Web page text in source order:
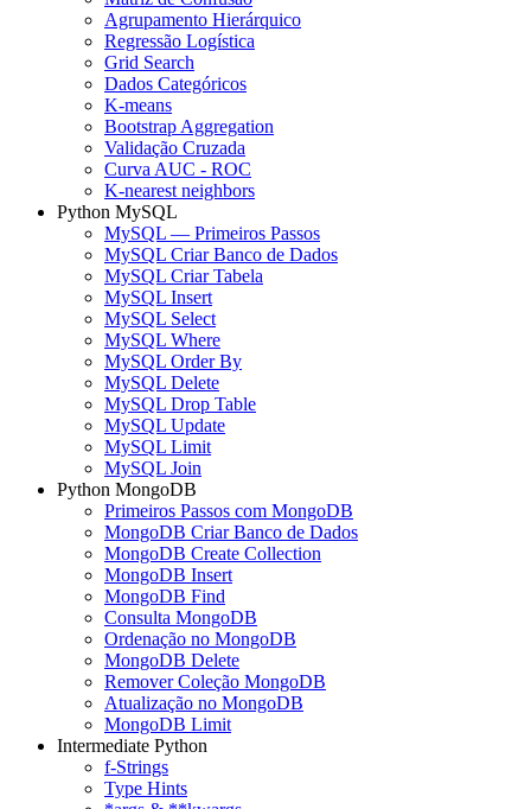
Agrupamento Hierárquico
Regressão Logística
Grid Search
Dados Categóricos
K-means
Bootstrap Aggregation
Validação Cruzada
Curva AUC - ROC
K-nearest neighbors
Python MySQL
MySQL — Primeiros Passos
MySQL Criar Banco de Dados
MySQL Criar Tabela
MySQL Insert
MySQL Select
MySQL Where
MySQL Order By
MySQL Delete
MySQL Drop Table
MySQL Update
MySQL Limit
MySQL Join
Python MongoDB
Primeiros Passos com MongoDB
MongoDB Criar Banco de Dados
MongoDB Create Collection
MongoDB Insert
MongoDB Find
Consulta MongoDB
Ordenação no MongoDB
MongoDB Delete
Remover Coleção MongoDB
Atualização no MongoDB
MongoDB Limit
Intermediate Python
f-Strings
Type Hints